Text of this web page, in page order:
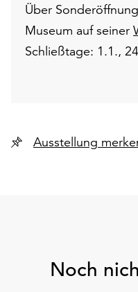
Über
Museum auf seiner
Schließtage: 1.1.,
Ausstellung
Noch